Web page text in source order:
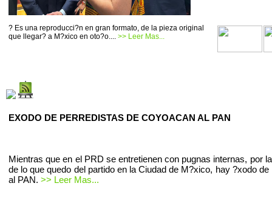
? Es una reproducci?n en gran formato, de la pieza original
que llegar? a M?xico en oto?o.... >> Leer Mas...
EXODO DE PERREDISTAS DE COYOACAN AL PAN
Mientras que en el PRD se entretienen con pugnas internas, por
de lo que quedo del partido en la Ciudad de M?xico, hay ?xodo de
al PAN. >> Leer Mas...